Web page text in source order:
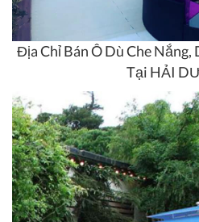
Địa Chỉ Bán Ô Dù Che Nắng,
Tại HẢI